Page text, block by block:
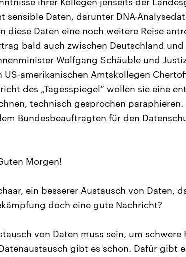
sensible Daten, darunter DNA-
diese Daten eine noch weitere Reise
bald auch zwischen Deutschland
Wolfgang Schäuble und
US-amerikanischen Amtskollegen
des „Tagesspiegel“ wollen sie eine
technisch gesprochen
Bundesbeauftragten für den
Morgen!
ein besserer Austausch von Daten,
doch eine gute Nachricht?
von Daten muss sein, um
gibt es schon. Dafür gibt